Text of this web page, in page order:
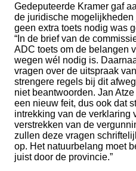
Gedeputeerde Kramer gaf
de juridische
geen extra toets nodig was
“In de brief van de
ADC toets om de belangen
wegen wél nodig is.
vragen over de uitspraak
strengere regels bij dit
niet beantwoorden. Jan
een nieuw feit, dus ook dat
intrekking van de verklaring
verstrekken van de
zullen deze vragen
op. Het natuurbelang moet
juist door de provincie.”